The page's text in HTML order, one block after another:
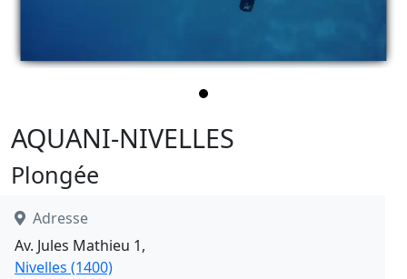
AQUANI-NIVELLES
Plongée
Adresse
Av. Jules Mathieu 1,
Nivelles (1400)